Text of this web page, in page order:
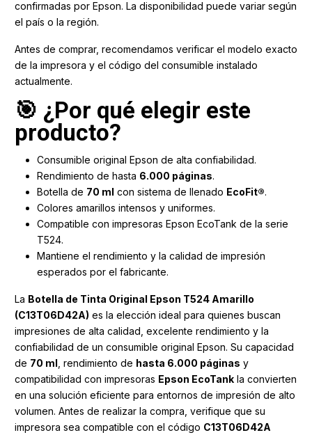
confirmadas por Epson. La disponibilidad puede variar según
el país o la región.
Antes de comprar, recomendamos verificar el modelo exacto
de la impresora y el código del consumible instalado
actualmente.
🎯 ¿Por qué elegir este
producto?
Consumible original Epson de alta confiabilidad.
Rendimiento de hasta 6.000 páginas.
Botella de 70 ml con sistema de llenado EcoFit®.
Colores amarillos intensos y uniformes.
Compatible con impresoras Epson EcoTank de la serie
T524.
Mantiene el rendimiento y la calidad de impresión
esperados por el fabricante.
La Botella de Tinta Original Epson T524 Amarillo
(C13T06D42A) es la elección ideal para quienes buscan
impresiones de alta calidad, excelente rendimiento y la
confiabilidad de un consumible original Epson. Su capacidad
de 70 ml , rendimiento de hasta 6.000 páginas y
compatibilidad con impresoras Epson EcoTank la convierten
en una solución eficiente para entornos de impresión de alto
volumen. Antes de realizar la compra, verifique que su
impresora sea compatible con el código C13T06D42A